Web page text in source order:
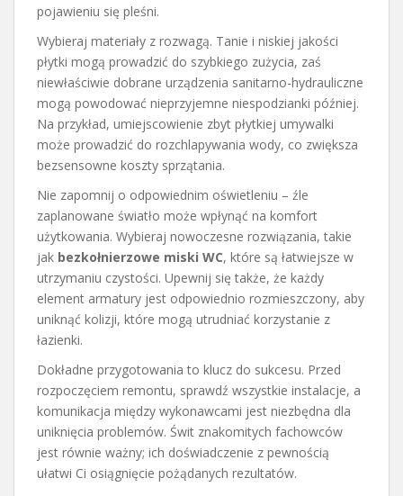
pojawieniu się pleśni.
Wybieraj materiały z rozwagą. Tanie i niskiej jakości
płytki mogą prowadzić do szybkiego zużycia, zaś
niewłaściwie dobrane urządzenia sanitarno-hydrauliczne
mogą powodować nieprzyjemne niespodzianki później.
Na przykład, umiejscowienie zbyt płytkiej umywalki
może prowadzić do rozchlapywania wody, co zwiększa
bezsensowne koszty sprzątania.
Nie zapomnij o odpowiednim oświetleniu – źle
zaplanowane światło może wpłynąć na komfort
użytkowania. Wybieraj nowoczesne rozwiązania, takie
jak bezkołnierzowe miski WC, które są łatwiejsze w
utrzymaniu czystości. Upewnij się także, że każdy
element armatury jest odpowiednio rozmieszczony, aby
uniknąć kolizji, które mogą utrudniać korzystanie z
łazienki.
Dokładne przygotowania to klucz do sukcesu. Przed
rozpoczęciem remontu, sprawdź wszystkie instalacje, a
komunikacja między wykonawcami jest niezbędna dla
uniknięcia problemów. Świt znakomitych fachowców
jest równie ważny; ich doświadczenie z pewnością
ułatwi Ci osiągnięcie pożądanych rezultatów.